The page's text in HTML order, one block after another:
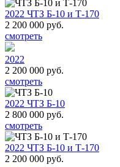
2022 ЧТЗ Б-10 и Т-170
2 200 000 руб.
смотреть
2022
2 200 000 руб.
смотреть
2022 ЧТЗ Б-10
2 800 000 руб.
смотреть
2022 ЧТЗ Б-10 и Т-170
2 200 000 руб.